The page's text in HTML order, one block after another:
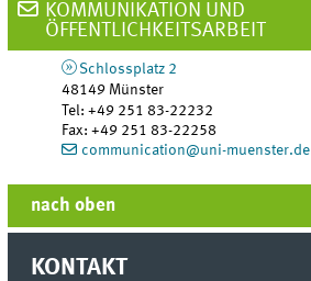
KOMMUNIKATION UND
ÖFFENTLICHKEITSARBEIT
Schlossplatz 2
48149 Münster
Tel:+49 251 83-22232
Fax:+49 251 83-22258
communication@uni-muenster.de
nach oben
KONTAKT